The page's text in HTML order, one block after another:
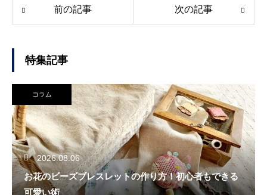
前の記事 次の記事
特集記事
コラム
2026.08.06
お花のビーズブレスレットの作り方！初心者もできる
可愛い術